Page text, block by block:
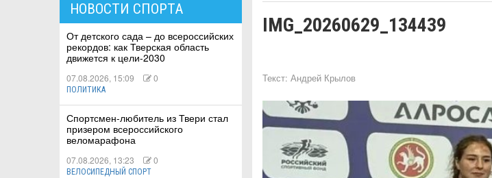
НОВОСТИ СПОРТА
От детского сада – до всероссийских
рекордов: как Тверская область
движется к цели-2030
07.08.2026, 15:09 0
ПОЛИТИКА
Спортсмен-любитель из Твери стал
призером всероссийского
веломарафона
07.08.2026, 13:23 0
ВЕЛОСИПЕДНЫЙ СПОРТ
IMG_20260629_134439
Текст:Андрей Крылов